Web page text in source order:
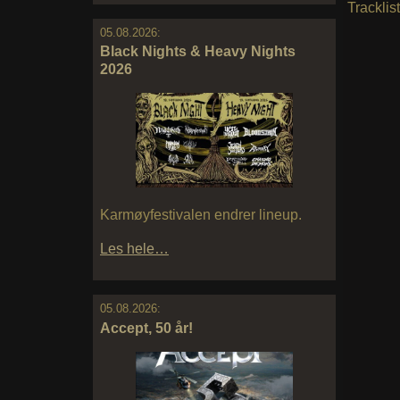
05.08.2026:
Black Nights & Heavy Nights
2026
Karmøyfestivalen endrer lineup.
Les hele…
05.08.2026:
Accept, 50 år!